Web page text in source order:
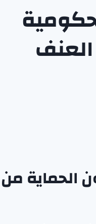
العنف
الحماية من